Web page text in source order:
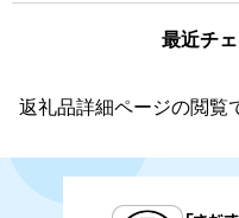
最近チ
返礼品詳細ページの閲覧